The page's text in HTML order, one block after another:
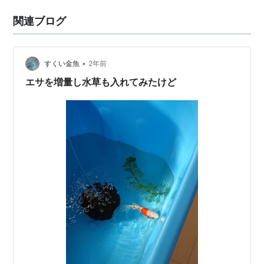
めて、まだ若い金魚にとってはエサが少なくて、省エネ
してた(元気…
関連ブログ
すくい金魚 • 2年前
エサを増量し水草も入れてみたけど